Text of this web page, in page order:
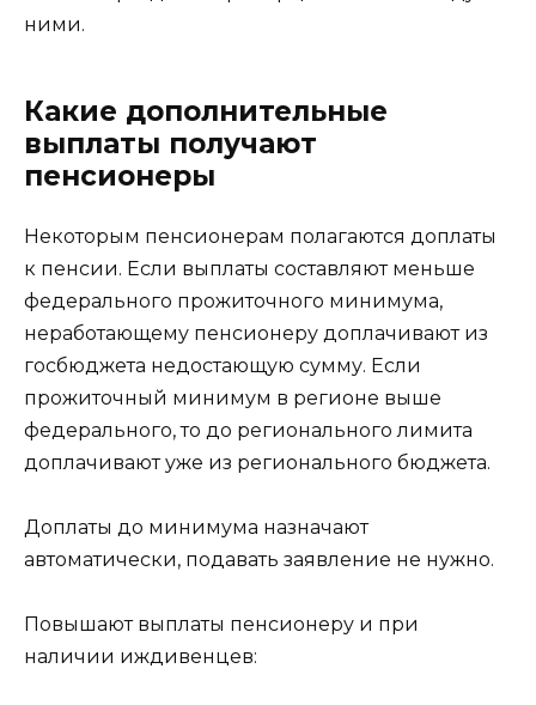
ними.
Какие дополнительные
выплаты получают
пенсионеры
Некоторым пенсионерам полагаются доплаты
к пенсии. Если выплаты составляют меньше
федерального прожиточного минимума,
неработающему пенсионеру доплачивают из
госбюджета недостающую сумму. Если
прожиточный минимум в регионе выше
федерального, то до регионального лимита
доплачивают уже из регионального бюджета.
Доплаты до минимума назначают
автоматически, подавать заявление не нужно.
Повышают выплаты пенсионеру и при
наличии иждивенцев: